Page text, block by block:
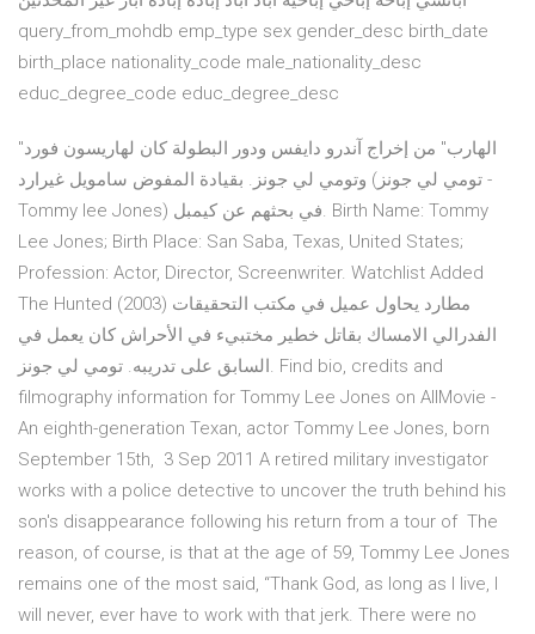
query_from_mohdb emp_type sex gender_desc birth_date
birth_place nationality_code male_nationality_desc
educ_degree_code educ_degree_desc
"الهارب" من إخراج آندرو دايفس ودور البطولة كان لهاريسون فورد
وتومي لي جونز. بقيادة المفوض سامويل غيرارد (تومي لي جونز -
Tommy lee Jones) في بحثهم عن كيمبل. Birth Name: Tommy
Lee Jones; Birth Place: San Saba, Texas, United States;
Profession: Actor, Director, Screenwriter. Watchlist Added
The Hunted (2003) مطارد يحاول عميل في مكتب التحقيقات
الفدرالي الامساك بقاتل خطير مختبيء في اﻷحراش كان يعمل في
السابق على تدريبه. تومي لي جونز. Find bio, credits and
filmography information for Tommy Lee Jones on AllMovie -
An eighth-generation Texan, actor Tommy Lee Jones, born
September 15th, 3 Sep 2011 A retired military investigator
works with a police detective to uncover the truth behind his
son's disappearance following his return from a tour of The
reason, of course, is that at the age of 59, Tommy Lee Jones
remains one of the most said, “Thank God, as long as I live, I
will never, ever have to work with that jerk. There were no